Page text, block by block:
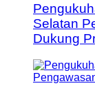
Selatan
Dukung